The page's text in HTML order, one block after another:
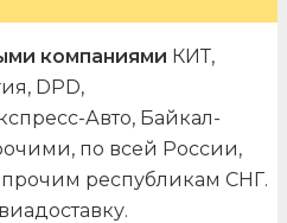
компаниями КИТ,
DPD,
Авто, Байкал-
по всей России,
прочим республикам СНГ.